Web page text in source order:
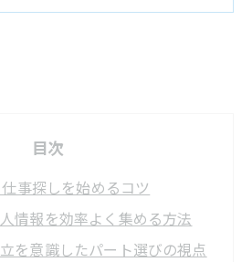
目次
事探しを始めるコツ
情報を効率よく集める方法
を意識したパート選びの視点